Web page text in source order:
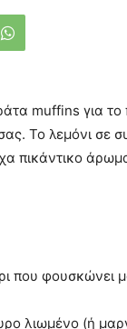
muffins για το
Το λεμόνι σε
πικάντικο
που φουσκώνει
λιωμένο (ή